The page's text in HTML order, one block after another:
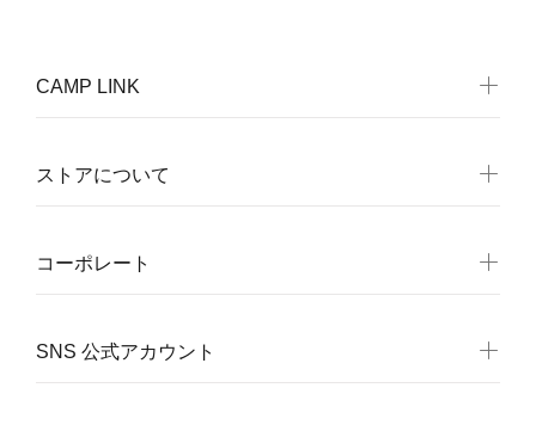
CAMP LINK
ストアについて
コーポレート
SNS 公式アカウント